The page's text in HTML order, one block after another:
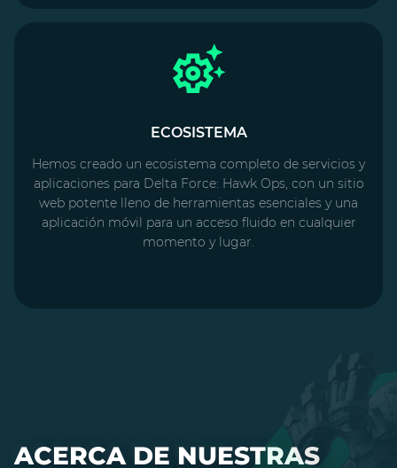
ECOSISTEMA
Hemos creado un ecosistema completo de servicios y
aplicaciones para Delta Force: Hawk Ops, con un sitio
web potente lleno de herramientas esenciales y una
aplicación móvil para un acceso fluido en cualquier
momento y lugar.
ACERCA DE NUESTRAS